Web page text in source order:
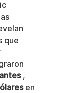
que
,
en